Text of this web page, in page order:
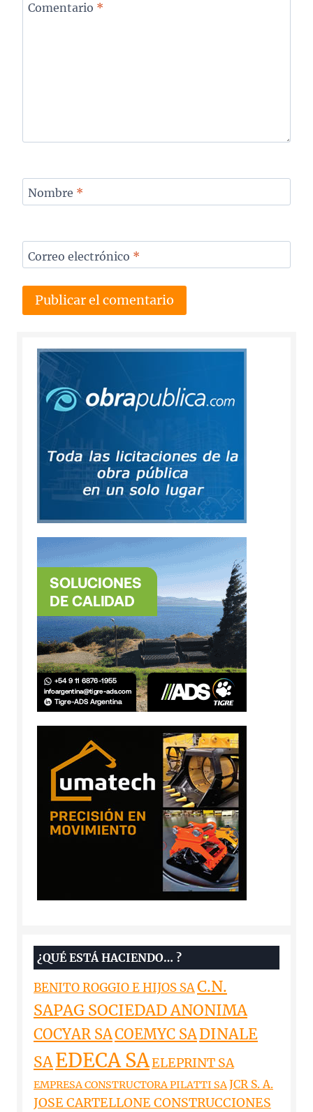
Comentario *
Nombre *
Correo electrónico *
¿QUÉ ESTÁ HACIENDO… ?
BENITO ROGGIO E HIJOS SAC.N.
SAPAG SOCIEDAD ANONIMA
COCYAR SACOEMYC SADINALE
SAEDECA SAELEPRINT SA
EMPRESA CONSTRUCTORA PILATTI SAJCR S. A.
JOSE CARTELLONE CONSTRUCCIONES